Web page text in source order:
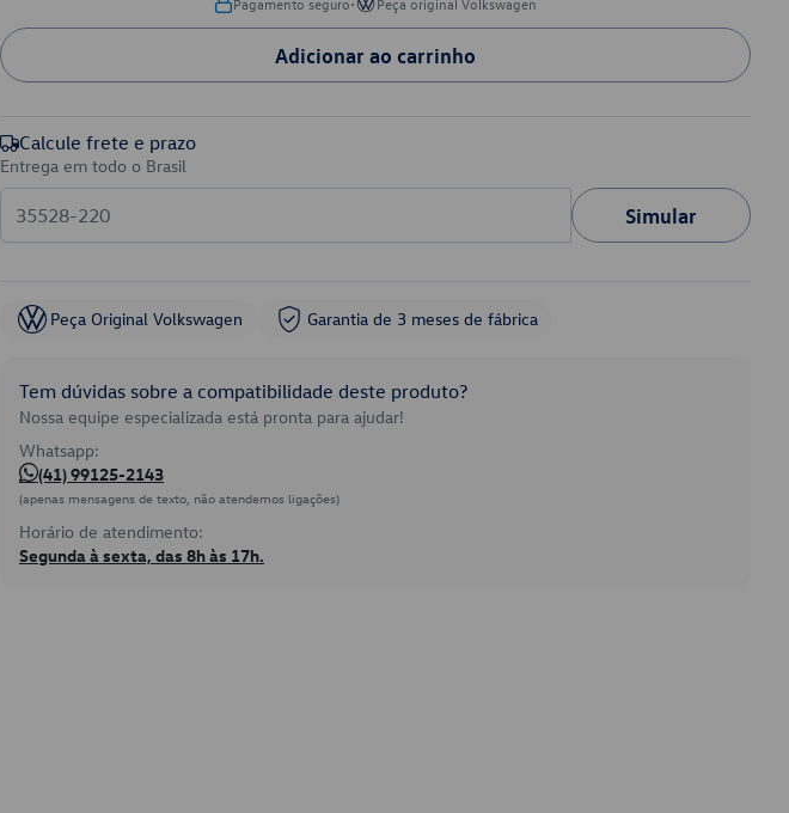
Adicionar ao carrinho
Calcule frete e prazo
Entrega em todo o Brasil
Simular
Peça Original Volkswagen Garantia de 3 meses de fábrica
Tem dúvidas sobre a compatibilidade deste produto?
Nossa equipe especializada está pronta para ajudar!
Whatsapp:
(41) 99125-2143
(apenas mensagens de texto, não atendemos ligações)
Horário de atendimento:
Segunda à sexta, das 8h às 17h.